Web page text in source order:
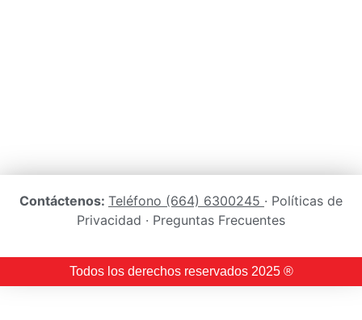
Contáctenos: Teléfono (664) 6300245 · Políticas de
Privacidad · Preguntas Frecuentes
Todos los derechos reservados 2025 ®